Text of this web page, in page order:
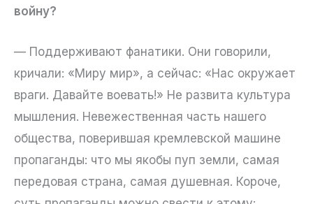
войну?
— Поддерживают фанатики. Они говорили,
кричали: «Миру мир», а сейчас: «Нас окружает
враги. Давайте воевать!» Не развита культура
мышления. Невежественная часть нашего
общества, поверившая кремлевской машине
пропаганды: что мы якобы пуп земли, самая
передовая страна, самая душевная. Короче,